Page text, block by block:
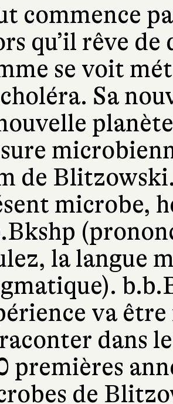
commence
qu’il rêve de
se voit
Sa
de
microbe,
la langue
va
dans
premières
de